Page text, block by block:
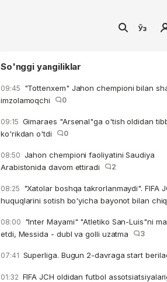
Ўз
So'nggi yangiliklar
09:45 "Tottenxem" Jahon chempioni bilan
imzolamoqchi
0
09:15 Gimaraes "Arsenal"ga o'tish oldidan
ko'rikdan o'tdi
0
08:50 Jahon chempioni faoliyatini Saudiya
Arabistonida davom ettiradi
2
08:25 "Xatolar boshqa takrorlanmaydi". FIFA
huquqlarini sotish bo'yicha bayonot bilan
08:00 "Inter Mayami" "Atletiko San-Luis"ni
etdi, Messida - dubl va golli uzatma
3
07:41 Superliga. Bugun 2-davraga start
01:32 FIFA JCH oldidan futbol